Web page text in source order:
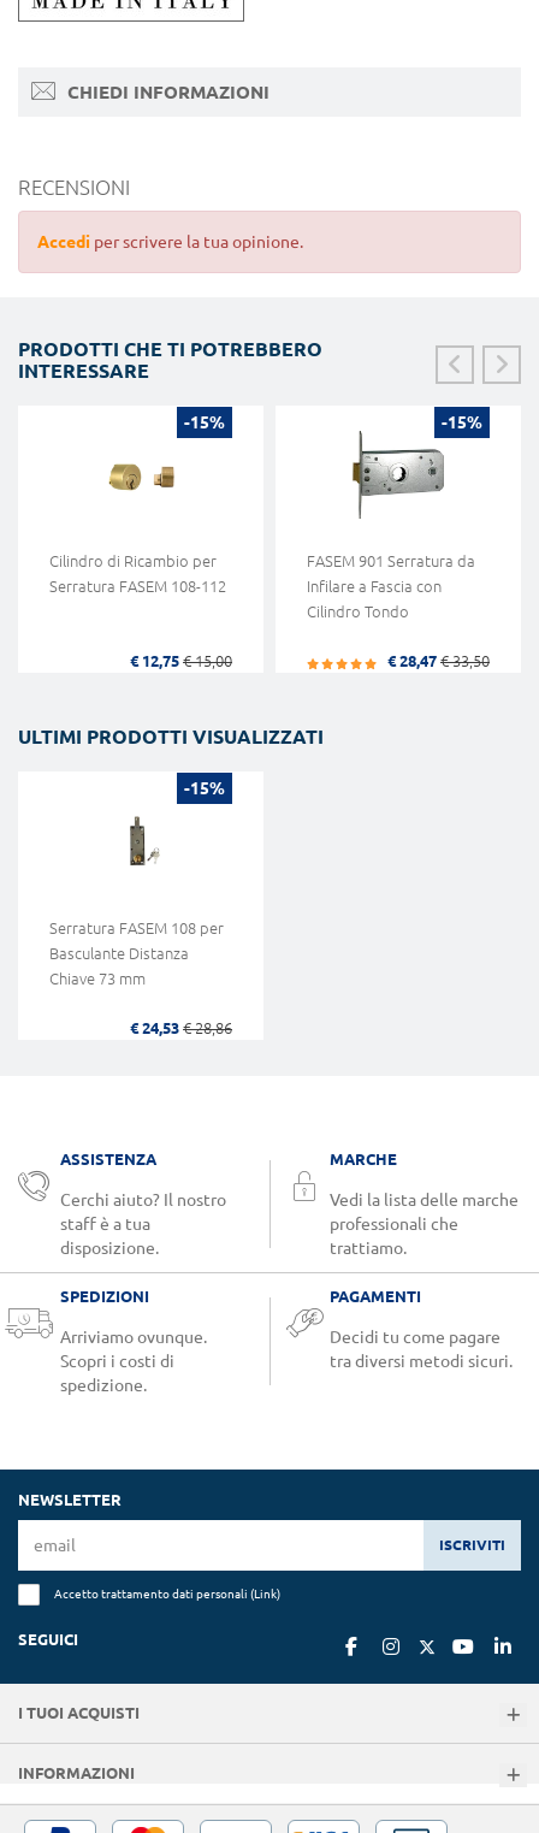
CHIEDI INFORMAZIONI
RECENSIONI
Accedi per scrivere la tua opinione.
PRODOTTI CHE TI POTREBBERO
INTERESSARE
-15%
Cilindro di Ricambio per
Serratura FASEM 108-112
€ 12,75 € 15,00
-15%
FASEM 901 Serratura da
Infilare a Fascia con
Cilindro Tondo
€ 28,47 € 33,50
ULTIMI PRODOTTI VISUALIZZATI
-15%
Serratura FASEM 108 per
Basculante Distanza
Chiave 73 mm
€ 24,53 € 28,86
ASSISTENZA
Cerchi aiuto? Il nostro
staff è a tua
disposizione.
MARCHE
Vedi la lista delle marche
professionali che
trattiamo.
SPEDIZIONI
Arriviamo ovunque.
Scopri i costi di
spedizione.
PAGAMENTI
Decidi tu come pagare
tra diversi metodi sicuri.
NEWSLETTER
ISCRIVITI
Accetto trattamento dati personali (Link)
SEGUICI
I TUOI ACQUISTI
INFORMAZIONI